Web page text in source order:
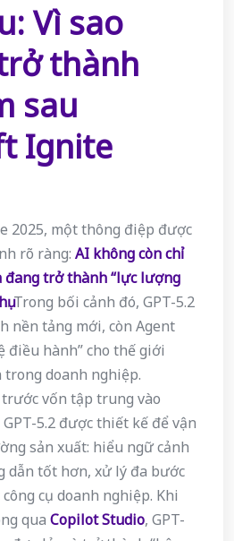
Vì sao
thành
sau
Ignite
2025, một thông điệp được
rõ ràng: AI không còn chỉ
đang trở thành “lực lượng
. Trong bối cảnh đó, GPT-5.2
nền tảng mới, còn Agent
điều hành” cho thế giới
doanh nghiệp.
trước vốn tập trung vào
5.2 được thiết kế để vận
sản xuất: hiểu ngữ cảnh
dẫn tốt hơn, xử lý đa bước
cụ doanh nghiệp. Khi
qua Copilot Studio, GPT-